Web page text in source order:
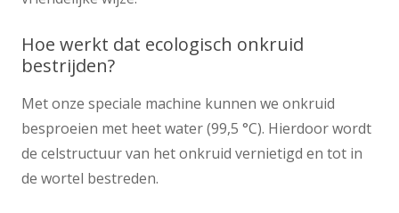
Hoe werkt dat ecologisch onkruid
bestrijden?
Met onze speciale machine kunnen we onkruid
besproeien met heet water (99,5 °C). Hierdoor wordt
de celstructuur van het onkruid vernietigd en tot in
de wortel bestreden.